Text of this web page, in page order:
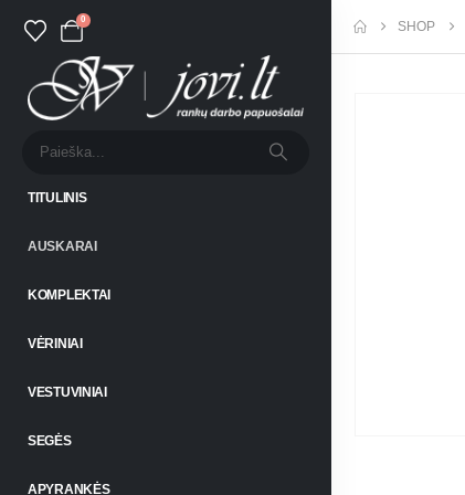
0
TITULINIS
AUSKARAI
KOMPLEKTAI
VĖRINIAI
VESTUVINIAI
SEGĖS
APYRANKĖS
SHOP